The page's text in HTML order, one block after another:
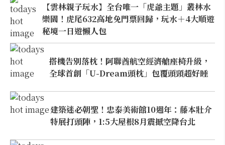
【雲林親子玩水】全台唯一「虎爺主題」叢林水
樂園！虎尾632高地免門票回歸，玩水＋4大順遊
秘境一日遊懶人包
搭機告別落枕！阿聯酋航空經濟艙座椅升級，
全球首創「U-Dream頭枕」包覆頭頸超好睡
建築迷必朝聖！忠泰美術館10週年：藤本壯介
特展打頭陣，1:5大屋根8月震撼空降台北